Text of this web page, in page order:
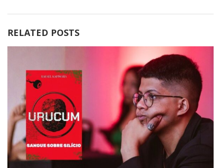
RELATED POSTS